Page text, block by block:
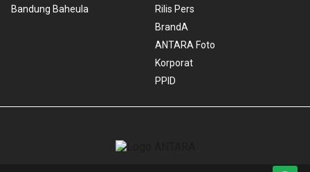
Bandung Baheula
Rilis Pers
BrandA
ANTARA Foto
Korporat
PPID